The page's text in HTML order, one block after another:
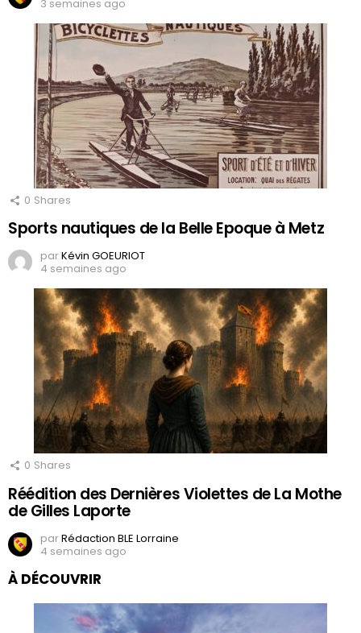
3 semaines ago
0 Shares
Sports nautiques de la Belle Epoque à Metz
parKévin GOEURIOT
4 semaines ago
0 Shares
Réédition des Dernières Violettes de La Mothe
de Gilles Laporte
parRédaction BLE Lorraine
4 semaines ago
À DÉCOUVRIR